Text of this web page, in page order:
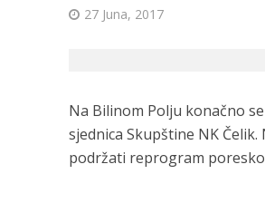
27 Juna, 2017
Na Bilinom Polju konačno
sjednica Skupštine NK
podržati reprogram